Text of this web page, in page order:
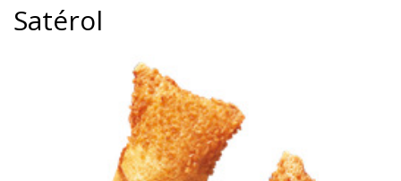
Satérol